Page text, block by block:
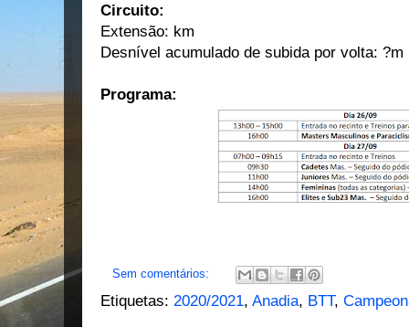
Circuito:
Extensão: km
Desnível acumulado de subida por volta: ?m
Programa:
Sem comentários:
Etiquetas: 2020/2021, Anadia, BTT,